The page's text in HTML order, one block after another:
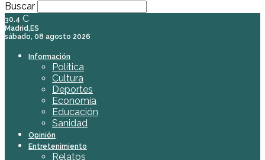
Buscar
30.4 C
Madrid,ES
sábado, 08 agosto 2026
Información
Política
Cultura
Deportes
Economía
Educación
Sanidad
Opinión
Entretenimiento
Relatos